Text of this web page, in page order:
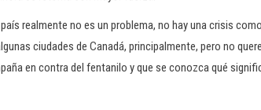
realmente no es un problema, no hay una crisis
ciudades de Canadá, principalmente, pero no
en contra del fentanilo y que se conozca qué